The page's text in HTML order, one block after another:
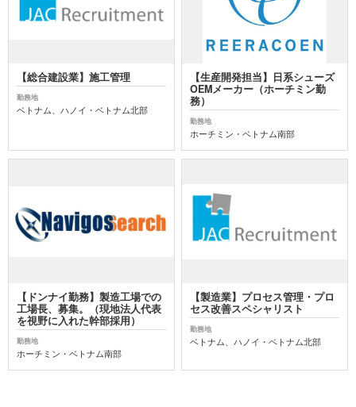
【総合建設業】施工管理
勤務地
ベトナム、ハノイ・ベトナム北部
【生産開発担当】日系シューズ
OEMメーカー（ホーチミン勤
務）
勤務地
ホーチミン・ベトナム南部
【ドンナイ勤務】製造工場での
工場長、募集。（現地法人代表
を視野に入れた幹部採用）
勤務地
ホーチミン・ベトナム南部
【製造業】プロセス管理・プロ
セス改善スペシャリスト
勤務地
ベトナム、ハノイ・ベトナム北部